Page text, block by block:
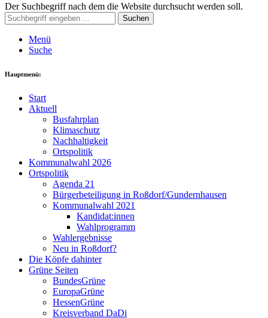
Der Suchbegriff nach dem die Website durchsucht werden soll.
Suchen
Menü
Suche
Hauptmenü:
Start
Aktuell
Busfahrplan
Klimaschutz
Nachhaltigkeit
Ortspolitik
Kommunalwahl 2026
Ortspolitik
Agenda 21
Bürgerbeteiligung in Roßdorf/Gundernhausen
Kommunalwahl 2021
Kandidat:innen
Wahlprogramm
Wahlergebnisse
Neu in Roßdorf?
Die Köpfe dahinter
Grüne Seiten
BundesGrüne
EuropaGrüne
HessenGrüne
Kreisverband DaDi